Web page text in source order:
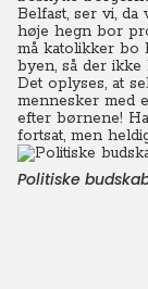
Belfast, ser vi,
høje hegn bor
må katolikker bo
byen, så der
Det oplyses, at
mennesker med
efter børnene!
fortsat, men
Politiske